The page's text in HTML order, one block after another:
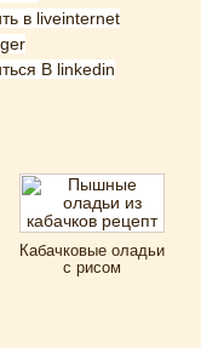
Кабачковые оладьи
с рисом